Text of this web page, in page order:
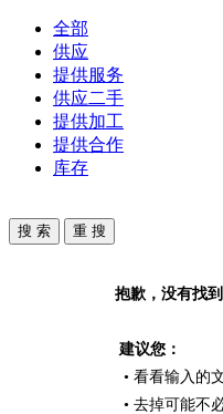
全部
供应
提供服务
供应二手
提供加工
提供合作
库存
抱歉，没有找到
建议您：
• 看看输入的
• 去掉可能不